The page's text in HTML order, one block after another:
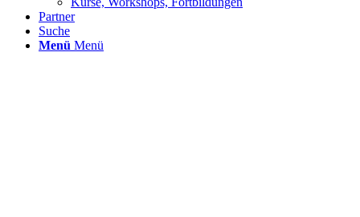
Partner
Suche
Menü Menü